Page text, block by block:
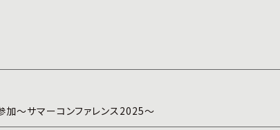
加～サマーコンファレンス2025～